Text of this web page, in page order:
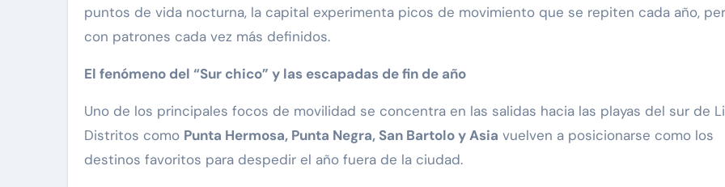
puntos de vida nocturna, la capital experimenta picos de movimiento que se repiten cada año,
con patrones cada vez más definidos.
El fenómeno del “Sur chico” y las escapadas de fin de año
Uno de los principales focos de movilidad se concentra en las salidas hacia las playas del sur de
Distritos como Punta Hermosa, Punta Negra, San Bartolo y Asia vuelven a posicionarse como los
destinos favoritos para despedir el año fuera de la ciudad.